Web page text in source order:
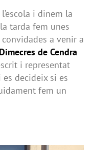
i dinem la
tarda fem unes
a venir a
de Cendra
i representat
decideix si es
fem un